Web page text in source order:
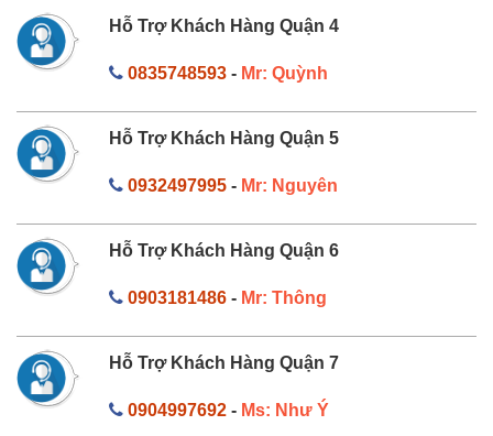
Hỗ Trợ Khách Hàng Quận 4
0835748593- Mr: Quỳnh
Hỗ Trợ Khách Hàng Quận 5
0932497995- Mr: Nguyên
Hỗ Trợ Khách Hàng Quận 6
0903181486- Mr: Thông
Hỗ Trợ Khách Hàng Quận 7
0904997692- Ms: Như Ý